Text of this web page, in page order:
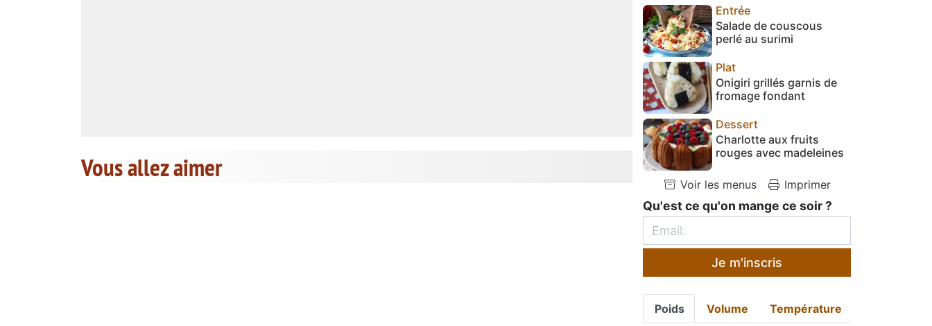
Vous allez aimer
Entrée
Salade de couscous
perlé au surimi
Plat
Onigiri grillés garnis de
fromage fondant
Dessert
Charlotte aux fruits
rouges avec madeleines
Voir les menus Imprimer
Qu'est ce qu'on mange ce soir ?
Je m'inscris
Poids Volume Température